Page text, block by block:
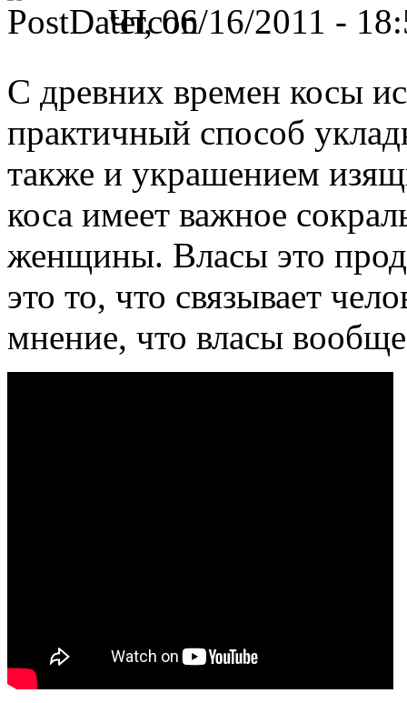
Чт, 06/16/2011 -
С древних времен косы
практичный способ
также и украшением
коса имеет важное
женщины. Власы это
это то, что связывает
мнение, что власы